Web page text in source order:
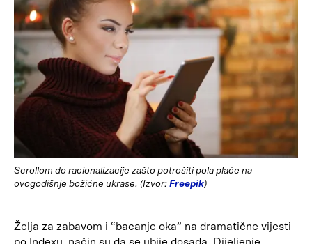
Scrollom do racionalizacije zašto potrošiti pola plaće na
ovogodišnje božićne ukrase. (Izvor: Freepik)
Želja za zabavom i “bacanje oka” na dramatične vijesti
po Indexu, način su da se ubije dosada. Dijeljenje